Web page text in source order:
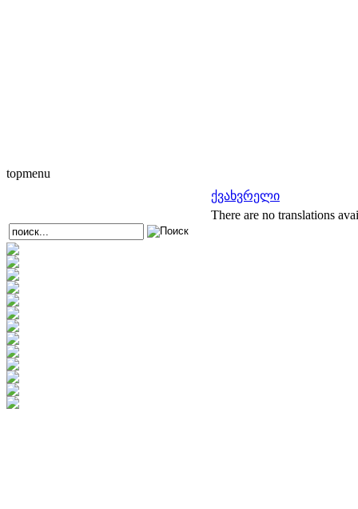
topmenu
ქვახვრელი
There are no translations